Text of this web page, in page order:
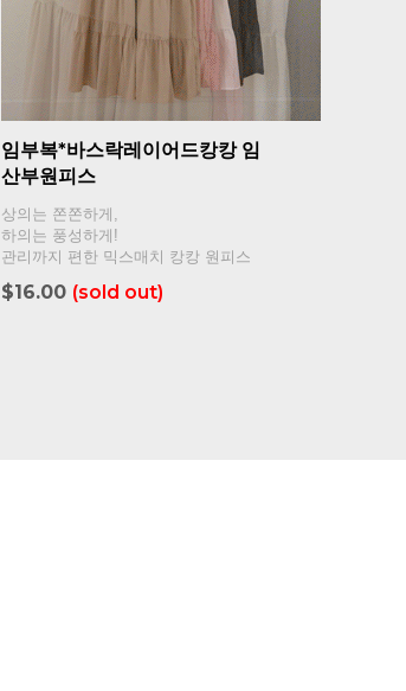
임부복*바스락레이어드캉캉 임
산부원피스
상의는 쫀쫀하게,
하의는 풍성하게!
관리까지 편한 믹스매치 캉캉 원피스
$16.00 (sold out)